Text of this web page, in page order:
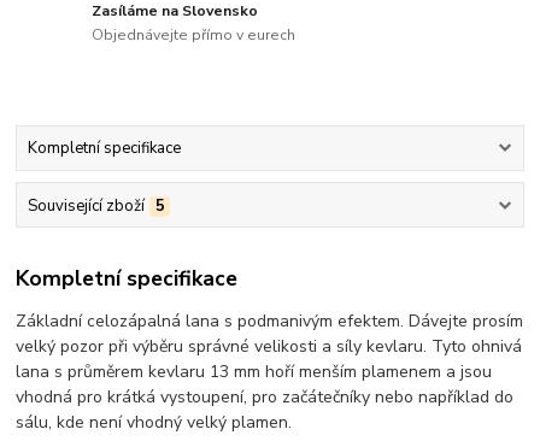
Zasíláme na Slovensko
Objednávejte přímo v eurech
Kompletní specifikace
Související zboží 5
Kompletní specifikace
Základní celozápalná lana s podmanivým efektem. Dávejte prosím
velký pozor při výběru správné velikosti a síly kevlaru. Tyto ohnivá
lana s průměrem kevlaru 13 mm hoří menším plamenem a jsou
vhodná pro krátká vystoupení, pro začátečníky nebo například do
sálu, kde není vhodný velký plamen.